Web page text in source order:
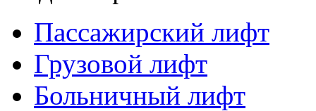
Пассажирский лифт
Грузовой лифт
Больничный лифт